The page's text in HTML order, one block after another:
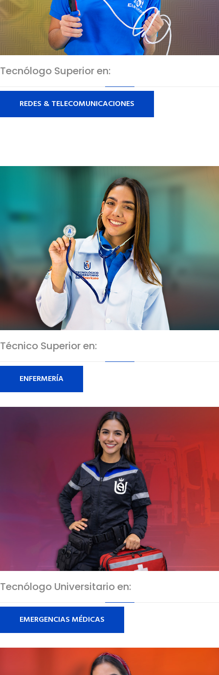
Tecnólogo Superior en:
REDES & TELECOMUNICACIONES
Técnico Superior en:
ENFERMERÍA
Tecnólogo Universitario en:
EMERGENCIAS MÉDICAS